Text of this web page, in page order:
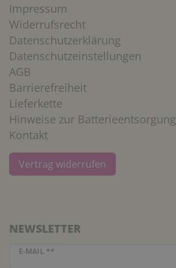
Impressum
Widerrufsrecht
Datenschutzerklärung
Datenschutzeinstellungen
AGB
Barrierefreiheit
Lieferkette
Hinweise zur Batterieentsorgung
Kontakt
Vertrag widerrufen
NEWSLETTER
E-MAIL **
Newsletter Honig